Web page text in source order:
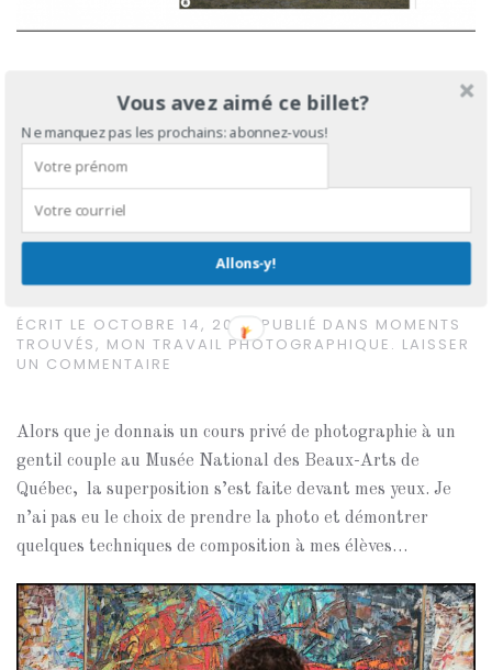
Vous voulez voir plus d’image de ce reportage?
donc quelque-une en extra
Art superposé
ÉCRIT LE OCTOBRE 14, 2017. PUBLIÉ DANS MOMENTS
TROUVÉS, MON TRAVAIL PHOTOGRAPHIQUE . LAISSER
UN COMMENTAIRE
Alors que je donnais un cours privé de photographie à un
gentil couple au Musée National des Beaux-Arts de
Québec, la superposition s’est faite devant mes yeux. Je
n’ai pas eu le choix de prendre la photo et démontrer
quelques techniques de composition à mes élèves…
Vous avez aimé ce billet?
Ne manquez pas les prochains: abonnez-vous!
Allons-y!